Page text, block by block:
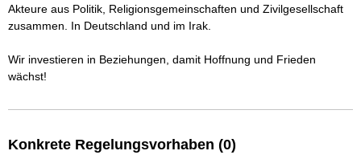
Akteure aus Politik, Religionsgemeinschaften und Zivilgesellschaft
zusammen. In Deutschland und im Irak.
Wir investieren in Beziehungen, damit Hoffnung und Frieden
wächst!
Konkrete Regelungsvorhaben (0)